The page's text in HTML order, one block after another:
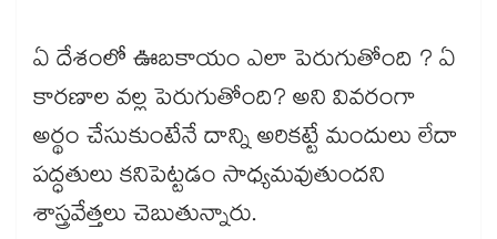
ఏ దేశంలో ఊబకాయం ఎలా పెరుగుతోంది ? ఏ
కారణాల వల్ల పెరుగుతోంది? అని వివరంగా
అర్థం చేసుకుంటేనే దాన్ని అరికట్టే మందులు లేదా
పద్ధతులు కనిపెట్టడం సాధ్యమవుతుందని
శాస్త్రవేత్తలు చెబుతున్నారు.